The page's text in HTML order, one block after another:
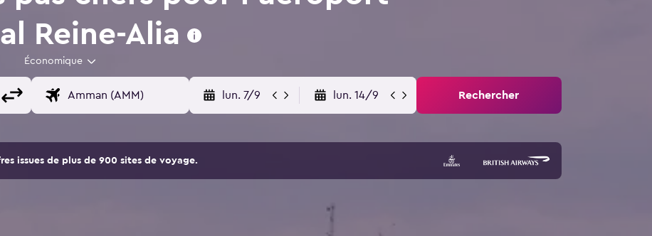
Reine-Alia
Économique
lun. 7/9 lun. 14/9 Rechercher
issues de plus de 900 sites de voyage.